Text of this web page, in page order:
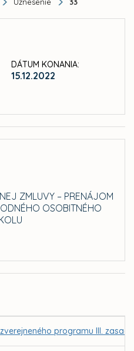
Uznesenie 33
DÁTUM KONANIA:
15.12.2022
ZMLUVY – PRENÁJOM
OSOBITNÉHO
programu III.